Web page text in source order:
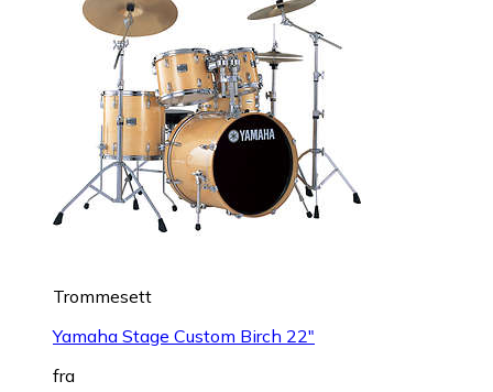
Trommesett
Yamaha Stage Custom Birch 22"
fra